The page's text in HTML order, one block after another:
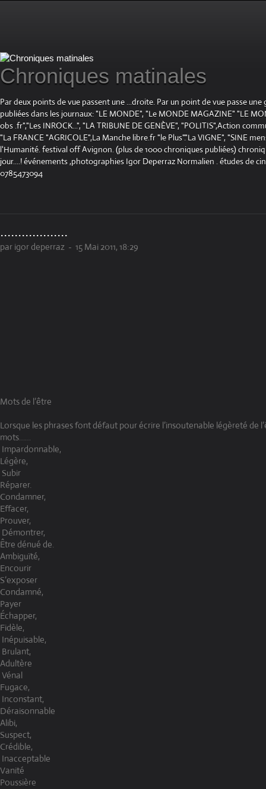
Chroniques matinales
Par deux points de vue passent une ...droite. Par un point de vue passe
publiées dans les journaux: "LE MONDE", "Le MONDE MAGAZINE" "LE
obs .fr","Les INROCK...", "LA TRIBUNE DE GENÈVE", "POLITIS",Action
"La FRANCE "AGRICOLE",La Manche libre.fr "le Plus"."La VIGNE", "SINE
l'Humanité. festival off Avignon. (plus de 1000 chroniques publiées)
jour....! événements ,photographies Igor Deperraz Normalien . études de
0785473094
...................
par igor deperraz - 15 Mai 2011, 18:29
Mots de l’être
Lorsque les phrases font défaut pour écrire l’insoutenable légèreté de
mots……
Impardonnable,
Légère,
Subir
Réparer.
Condamner,
Effacer,
Prouver,
Démontrer,
Être dénué de.
Ambiguïté,
Encourir
S’exposer
Condamné,
Payer
Échapper,
Fidèle,
Inépuisable,
Brulant,
Adultère
Vénal
Fugace,
Inconstant,
Déraisonnable
Alibi,
Suspect,
Crédible,
Inacceptable
Vanité
Poussière